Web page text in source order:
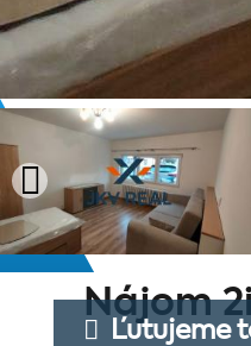
Nájom
Ľutujeme